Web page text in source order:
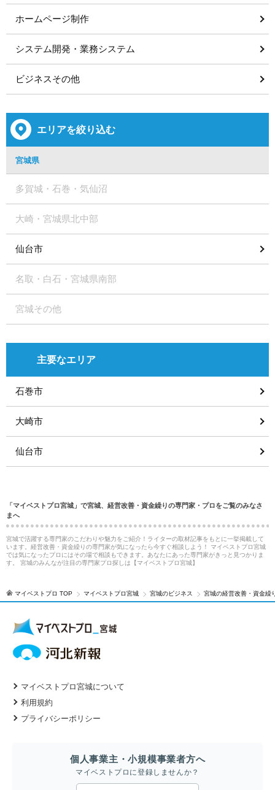
ホームページ制作
システム開発・業務システム
ビジネスその他
エリアを絞り込む
宮城県
多賀城・石巻・気仙沼
大崎・宮城県北中部
仙台市
名取・白石・宮城県南部
宮城その他
主要なエリア
石巻市
大崎市
仙台市
「マイベストプロ宮城」で宮城、経営改善・資金繰りの専門家・プロをご覧のみなさ
まへ
宮城で活躍する専門家のこだわりや魅力をご紹介！ライターの取材記事をもとに一挙掲載して
います。経営改善・資金繰りの専門家が気になったら今すぐ相談しよう！ マイベストプロ宮城
では気になったプロにはその場で相談もできます。あなたにあった専門家がきっと見つかりま
す。 宮城のみんなが注目の専門家プロ探しは【マイベストプロ宮城】
マイベストプロ TOP マイベストプロ宮城 宮城のビジネス 宮城の経営改善・資金繰
マイベストプロ宮城について
利用規約
プライバシーポリシー
個人事業主・小規模事業者方へ
マイベストプロに登録しませんか？